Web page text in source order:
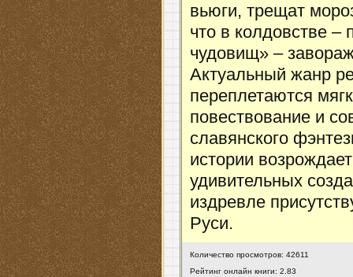
вьюги, трещат
что в колдовстве –
чудовищ» –
Актуальный жанр
переплетаются
повествование и
славянского
истории
удивительных
издревле
Руси.
Количество просмотров: 42611
Рейтинг онлайн книги: 2.83